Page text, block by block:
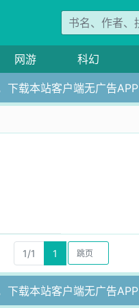
网游 科幻
下载本站客户端无广告APP
1/1 1
下载本站客户端无广告APP